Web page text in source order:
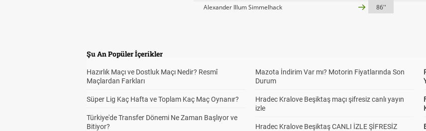
Alexander Illum Simmelhack
86''
Şu An Popüler İçerikler
Hazırlık Maçı ve Dostluk Maçı Nedir? Resmî
Maçlardan Farkları
Süper Lig Kaç Hafta ve Toplam Kaç Maç Oynanır?
Türkiye'de Transfer Dönemi Ne Zaman Başlıyor ve
Bitiyor?
Mazota İndirim Var mı? Motorin Fiyatlarında Son
Durum
Hradec Kralove Beşiktaş maçı şifresiz canlı yayın
izle
Hradec Kralove Beşiktaş CANLI İZLE ŞİFRESİZ